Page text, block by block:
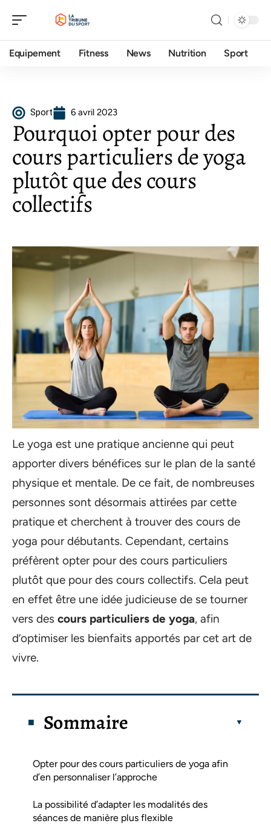
Equipement Fitness News Nutrition Sport
Sport 6 avril 2023
Pourquoi opter pour des
cours particuliers de yoga
plutôt que des cours
collectifs
Le yoga est une pratique ancienne qui peut
apporter divers bénéfices sur le plan de la santé
physique et mentale. De ce fait, de nombreuses
personnes sont désormais attirées par cette
pratique et cherchent à trouver des cours de
yoga pour débutants. Cependant, certains
préfèrent opter pour des cours particuliers
plutôt que pour des cours collectifs. Cela peut
en effet être une idée judicieuse de se tourner
vers des cours particuliers de yoga, afin
d’optimiser les bienfaits apportés par cet art de
vivre.
Sommaire
Opter pour des cours particuliers de yoga afin
d’en personnaliser l’approche
La possibilité d’adapter les modalités des
séances de manière plus flexible